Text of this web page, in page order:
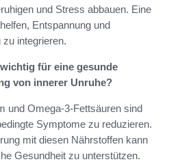
und Stress abbauen. Eine
Entspannung und
integrieren.
für eine gesunde
von innerer Unruhe?
und Omega-3-Fettsäuren sind
Symptome zu reduzieren.
mit diesen Nährstoffen kann
Gesundheit zu unterstützen.